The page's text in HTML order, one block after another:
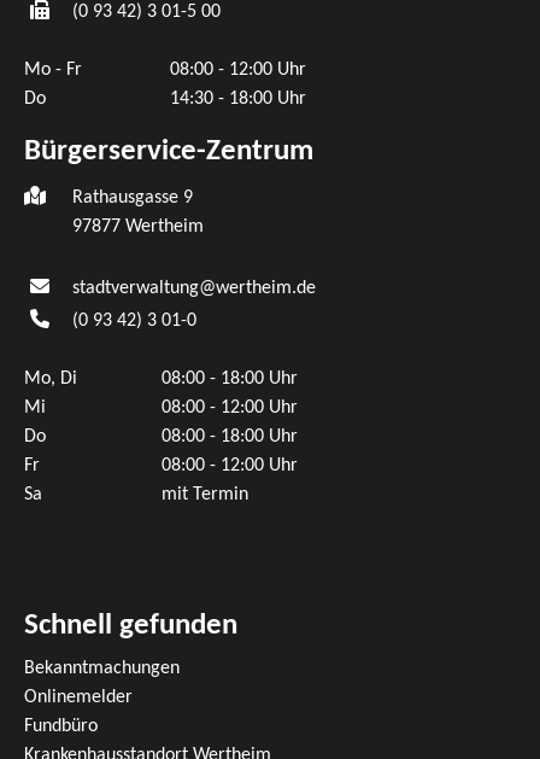
(0 93 42) 3 01-5 00
Mo - Fr
08:00 - 12:00 Uhr
Do
14:30 - 18:00 Uhr
Bürgerservice-Zentrum
Rathausgasse 9
97877 Wertheim
stadtverwaltung@wertheim.de
(0 93 42) 3 01-0
Mo, Di
08:00 - 18:00 Uhr
Mi
08:00 - 12:00 Uhr
Do
08:00 - 18:00 Uhr
Fr
08:00 - 12:00 Uhr
Sa
mit Termin
Schnell gefunden
Bekanntmachungen
Onlinemelder
Fundbüro